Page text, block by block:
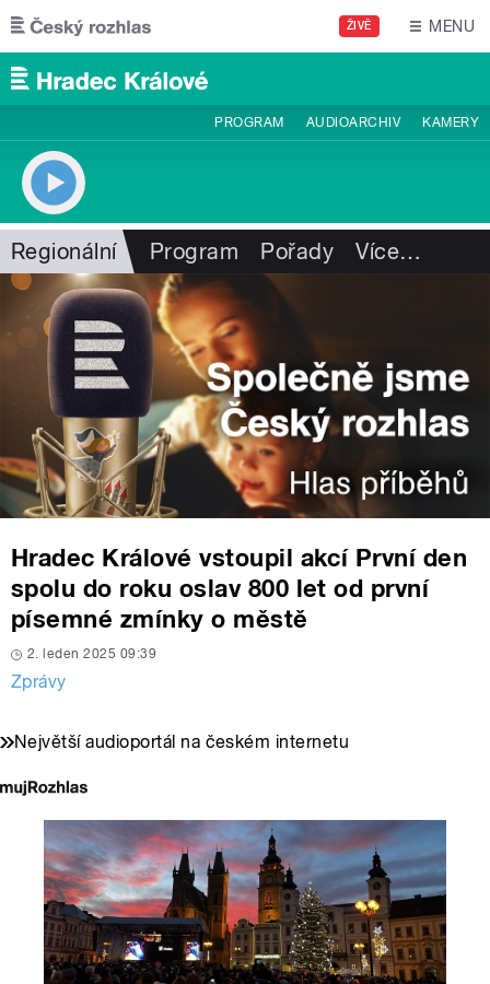
Přejít k hlavnímu obsahu
ŽIVĚ MENU
PROGRAM AUDIOARCHIV KAMERY
Regionální Program Pořady Více…
Hradec Králové vstoupil akcí První den
spolu do roku oslav 800 let od první
písemné zmínky o městě
2. leden 2025 09:39
Zprávy
Největší audioportál na českém internetu